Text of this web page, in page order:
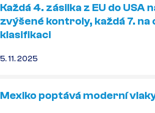
Každá 4. zásilka z EU do USA
zvýšené kontroly, každá 7. na
klasifikaci
5. 11. 2025
Mexiko poptává moderní